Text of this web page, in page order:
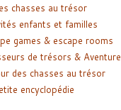
chasses au trésor
enfants et familles
games & escape rooms
de trésors & Aventure
des chasses au trésor
encyclopédie